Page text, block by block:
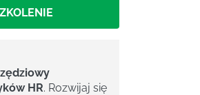
HR. Rozwijaj się